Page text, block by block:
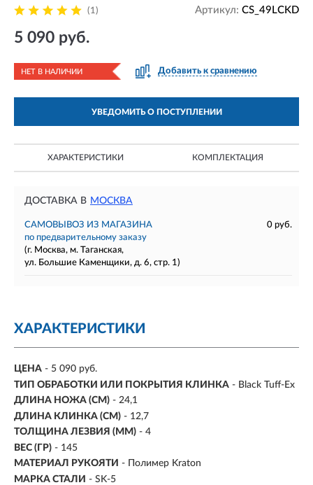
(1) Артикул: CS_49LCKD
5 090 руб.
НЕТ В НАЛИЧИИ Добавить к сравнению
УВЕДОМИТЬ О ПОСТУПЛЕНИИ
ХАРАКТЕРИСТИКИ КОМПЛЕКТАЦИЯ
ДОСТАВКА В МОСКВА
САМОВЫВОЗ ИЗ МАГАЗИНА
0 руб.
по предварительному заказу
(г. Москва, м. Таганская,
ул. Большие Каменщики, д. 6, стр. 1)
ХАРАКТЕРИСТИКИ
ЦЕНА - 5 090 руб.
ТИП ОБРАБОТКИ ИЛИ ПОКРЫТИЯ КЛИНКА - Black Tuff-Ex
ДЛИНА НОЖА (СМ) - 24,1
ДЛИНА КЛИНКА (СМ) - 12,7
ТОЛЩИНА ЛЕЗВИЯ (ММ) - 4
ВЕС (ГР) - 145
МАТЕРИАЛ РУКОЯТИ - Полимер Kraton
МАРКА СТАЛИ - SK-5